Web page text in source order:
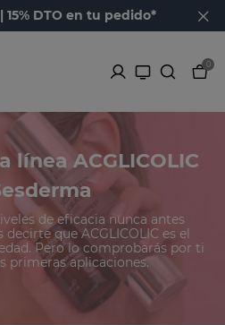
15% DTO en tu pedido*
0
línea ACGLICOLIC
de eficacia nunca antes
que ACGLICOLIC es el
Pero lo comprobarás por ti
primeras aplicaciones.